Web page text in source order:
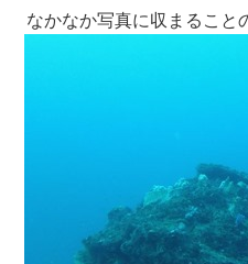
なかなか写真に収まること